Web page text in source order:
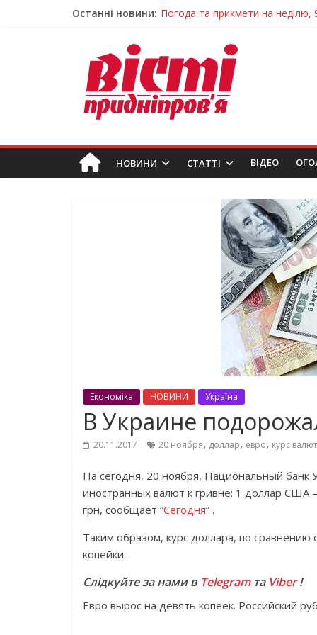
Останні новини: Говорити про воду без паніки:
У Дніпрі триває масштабна
Пошуки тривають: на
НОВИНИ СТАТТІ ВIДЕО
Економіка НОВИНИ Україна
В Украине
20.11.2017 20 ноября, доллар, евро, курс валют
На сегодня, 20 ноября, Национальный банк
иностранных валют к гривне: 1 доллар США
грн, сообщает “Сегодня” .
Таким образом, курс доллара, по
копейки.
Слідкуйте за нами в Telegramта Viber!
Евро вырос на девять копеек. Российский